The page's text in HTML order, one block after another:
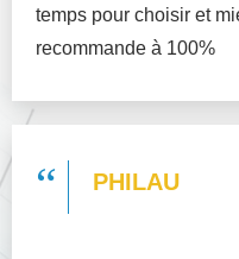
temps pour choisir et
recommande à 100%
“ PHILAU